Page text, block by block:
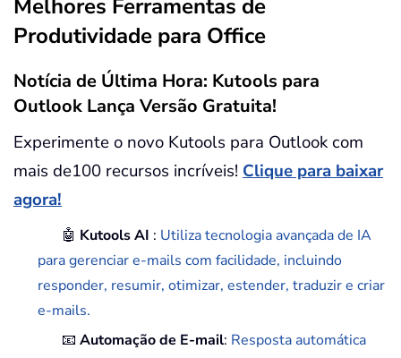
Melhores Ferramentas de
Produtividade para Office
Notícia de Última Hora: Kutools para
Outlook Lança Versão Gratuita!
Experimente o novo Kutools para Outlook com
mais de100 recursos incríveis! Clique para baixar
agora!
🤖 Kutools AI : Utiliza tecnologia avançada de IA
para gerenciar e-mails com facilidade, incluindo
responder, resumir, otimizar, estender, traduzir e criar
e-mails.
📧Automação de E-mail: Resposta automática